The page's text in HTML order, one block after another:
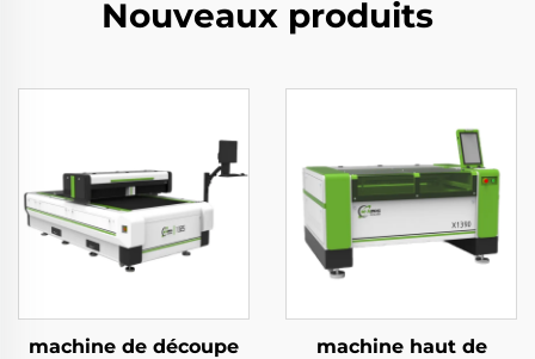
Nouveaux produits
machine de découpe
machine haut de